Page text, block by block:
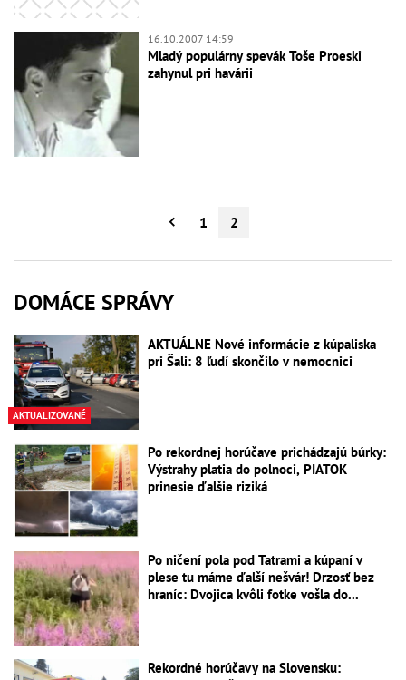
16.10.2007 14:59
Mladý populárny spevák Toše Proeski
zahynul pri havárii
1 2
DOMÁCE SPRÁVY
AKTUALIZOVANÉ
AKTUÁLNE Nové informácie z kúpaliska
pri Šali: 8 ľudí skončilo v nemocnici
Po rekordnej horúčave prichádzajú búrky:
Výstrahy platia do polnoci, PIATOK
prinesie ďalšie riziká
Po ničení pola pod Tatrami a kúpaní v
plese tu máme ďalší nešvár! Drzosť bez
hraníc: Dvojica kvôli fotke vošla do...
Rekordné horúčavy na Slovensku: